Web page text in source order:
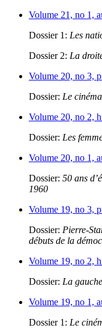
Volume 21, no 1,
Dossier 1: Les
Dossier 2: La
Volume 20, no 3,
Dossier: Le
Volume 20, no 2,
Dossier: Les
Volume 20, no 1,
Dossier: 50 ans
1960
Volume 19, no 3,
Dossier: Pierre-
débuts de la
Volume 19, no 2,
Dossier: La
Volume 19, no 1,
Dossier 1: Le